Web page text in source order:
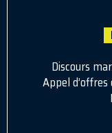
Discours
Appel